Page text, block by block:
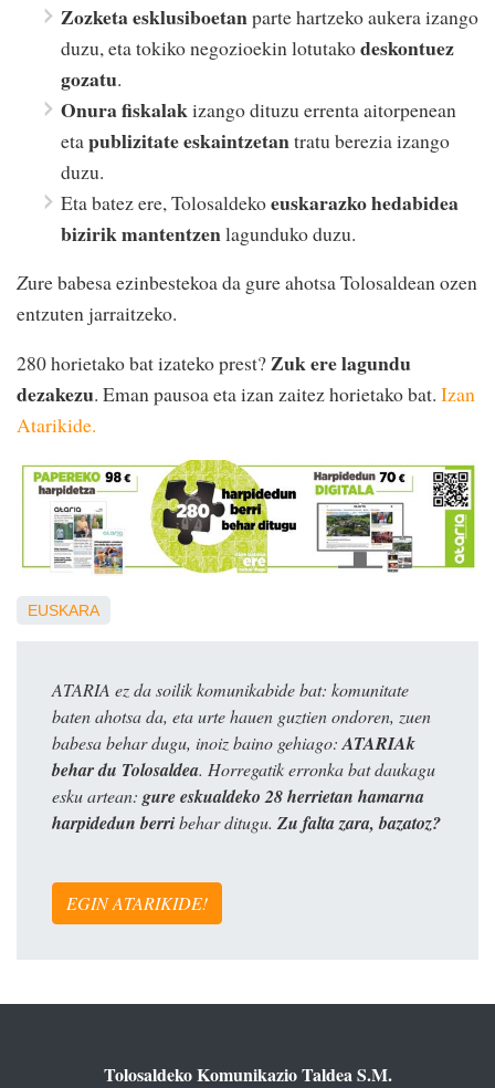
Zozketa esklusiboetanparte hartzeko aukera izango
duzu, eta tokiko negozioekin lotutakodeskontuez
gozatu.
Onura fiskalakizango dituzu errenta aitorpenean
etapublizitate eskaintzetantratu berezia izango
duzu.
Eta batez ere, Tolosaldekoeuskarazko hedabidea
bizirik mantentzenlagunduko duzu.
Zure babesa ezinbestekoa da gure ahotsa Tolosaldean ozen
entzuten jarraitzeko.
280 horietako bat izateko prest?Zuk ere lagundu
dezakezu. Eman pausoa eta izan zaitez horietako bat. Izan
Atarikide.
EUSKARA
ATARIA ez da soilik komunikabide bat: komunitate
baten ahotsa da, eta urte hauen guztien ondoren, zuen
babesa behar dugu, inoiz baino gehiago: ATARIAk
behar du Tolosaldea. Horregatik erronka bat daukagu
esku artean: gure eskualdeko 28 herrietan hamarna
harpidedun berribehar ditugu. Zu falta zara, bazatoz?
EGIN ATARIKIDE!
Tolosaldeko Komunikazio Taldea S.M.